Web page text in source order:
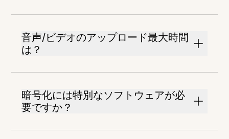
音声/ビデオのアップロード最大時間
は？
暗号化には特別なソフトウェアが必
要ですか？